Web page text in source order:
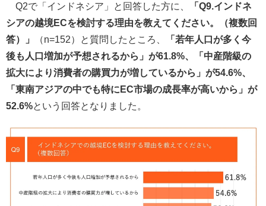
Q2で「インドネシア」と回答した方に、
「Q9.インドネ
シアの越境ECを検討する理由を教えてください。（複数回
答）」
（n=152）と質問したところ、
「若年人口が多く今
後も人口増加が予想されるから」が61.8%、「中産階級の
拡大により消費者の購買力が増しているから」が54.6%、
「東南アジアの中でも特にEC市場の成長率が高いから」が
52.6%という回答となりました。